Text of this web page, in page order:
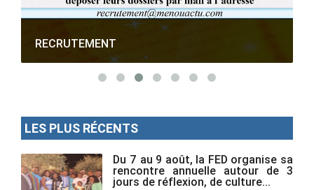
RECRUTEMENT
LES PLUS RÉCENTS
Du 7 au 9 août, la FED organise sa
rencontre annuelle autour de 3
jours de réflexion, de culture...